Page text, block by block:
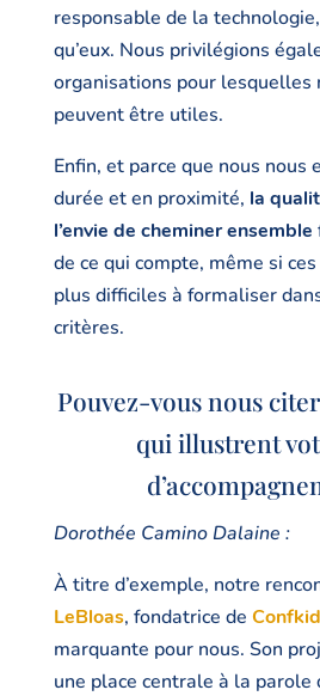
responsable de la
qu’eux. Nous privilégions
organisations pour lesquelles
peuvent être utiles.
Enfin, et parce que nous nous
durée et en proximité, la
l’envie de cheminer ensemble
de ce qui compte, même si
plus difficiles à formaliser
critères.
Pouvez-vous nous
qui illustrent
Dorothée Camino Dalaine :
À titre d’exemple, notre
LeBloas, fondatrice de
marquante pour nous. Son
une place centrale à la parole